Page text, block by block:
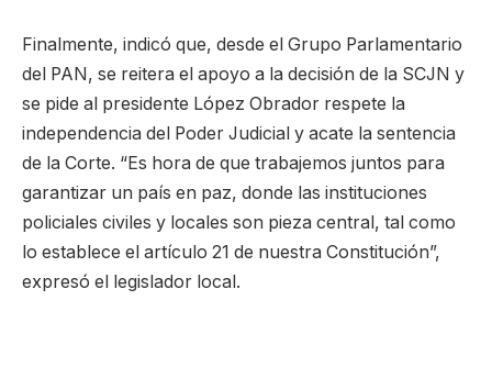
Finalmente, indicó que, desde el Grupo Parlamentario
del PAN, se reitera el apoyo a la decisión de la SCJN y
se pide al presidente López Obrador respete la
independencia del Poder Judicial y acate la sentencia
de la Corte. “Es hora de que trabajemos juntos para
garantizar un país en paz, donde las instituciones
policiales civiles y locales son pieza central, tal como
lo establece el artículo 21 de nuestra Constitución”,
expresó el legislador local.